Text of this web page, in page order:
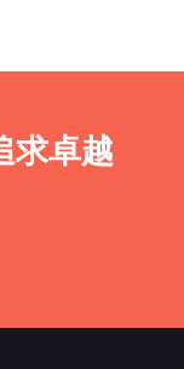
求卓越